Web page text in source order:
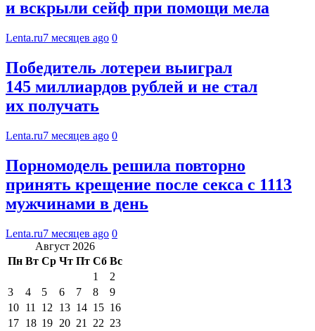
и вскрыли сейф при помощи мела
Lenta.ru7 месяцев ago 0
Победитель лотереи выиграл
145 миллиардов рублей и не стал
их получать
Lenta.ru7 месяцев ago 0
Порномодель решила повторно
принять крещение после секса с 1113
мужчинами в день
Lenta.ru7 месяцев ago 0
Август 2026
Пн Вт Ср Чт Пт Сб Вс
1
2
3
4 5 6 7 8
9
10 11 12 13 14 15 16
17 18 19 20 21 22 23